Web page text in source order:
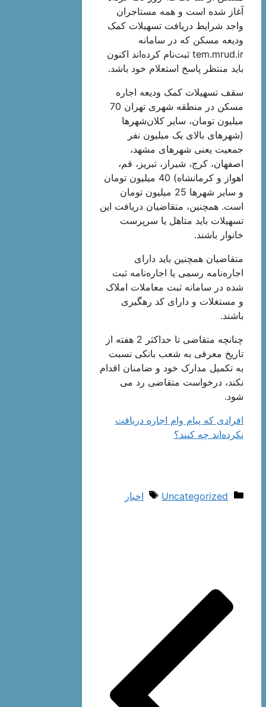
آغاز شده است و همه مستاجران
واجد شرایط دریافت تسهیلات کمک
ودیعه مسکن که در سامانه
tem.mrud.ir ثبت‌نام کرده‌اند اکنون
باید منتظر پاسخ استعلام خود باشد.
سقف تسهیلات کمک ودیعه اجاره
مسکن در منطقه شهری تهران 70
میلیون تومان، سایر کلان‌شهرها
(شهرهای بالای یک میلیون نفر
جمعیت یعنی شهرهای مشهد،
اصفهان، کرج، شیراز، تبریز، قم،
اهواز و کرمانشاه) 40 میلیون تومان
و سایر شهرها 25 میلیون تومان
است. همچنین، متقاضیان دریافت این
تسهیلات باید متاهل یا سرپرست
خانوار باشند.
متقاضیان همچنین باید دارای
اجاره‌نامه رسمی یا اجاره‌نامه ثبت
شده در سامانه ثبت معاملات املاک
و مستغلات و دارای کد رهگیری
باشند.
چنانچه متقاضی تا حداکثر 2 هفته از
تاریخ معرفی به شعب بانکی نسبت
به تکمیل مدارک خود و ضامنان اقدام
نکند، درخواست متقاضی رد می
شود.
افرادی که پیام وام اجاره دریافت
نکرده‌اند چه کنند؟
دسته‌ها
Uncategorized برچسب‌ها
اخبار